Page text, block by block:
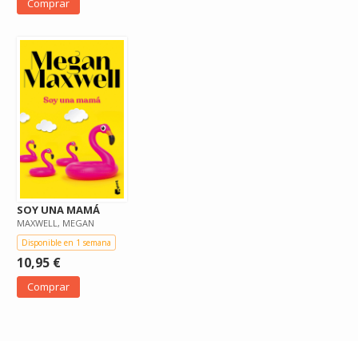
Comprar
SOY UNA MAMÁ
MAXWELL, MEGAN
Disponible en 1 semana
10,95 €
Comprar